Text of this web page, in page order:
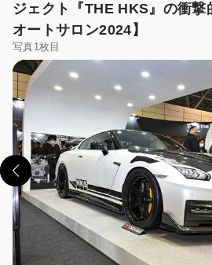
ジェクト『THE HKS』の衝撃
オートサロン2024】
写真1枚目